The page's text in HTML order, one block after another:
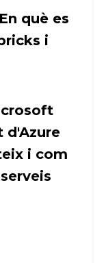
què es
i
d'Azure
i com